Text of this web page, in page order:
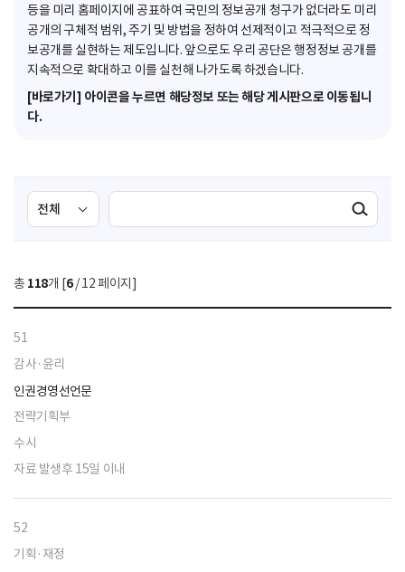
등을 미리 홈페이지에 공표하여 국민의 정보공개 청구가 없더라도 미리
공개의 구체적 범위, 주기 및 방법을 정하여 선제적이고 적극적으로 정
보공개를 실현하는 제도입니다. 앞으로도 우리 공단은 행정정보 공개를
지속적으로 확대하고 이를 실천해 나가도록 하겠습니다.
[바로가기] 아이콘을 누르면 해당정보 또는 해당 게시판으로 이동됩니
다.
검
색
선
택
색
검색실행
총 118개 [6/ 12 페이지]
51
감사·윤리
인권경영선언문
전략기획부
수시
자료 발생후 15일 이내
52
기획·재정